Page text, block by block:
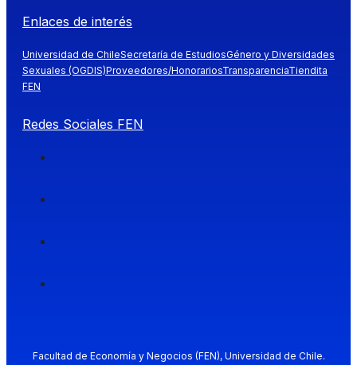
Enlaces de interés
Universidad de ChileSecretaría de EstudiosGénero y Diversidades
Sexuales (OGDIS)Proveedores/HonorariosTransparenciaTiendita
FEN
Redes Sociales FEN
Facultad de Economía y Negocios (FEN), Universidad de Chile.